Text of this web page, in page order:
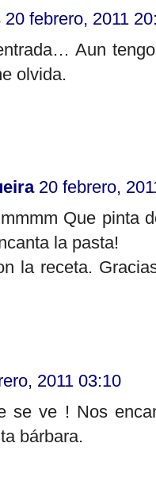
20 febrero, 2011
Aun
olvida.
20 febrero,
Que pinta
la pasta!
la receta.
2011 03:10
se ve ! Nos
bárbara.